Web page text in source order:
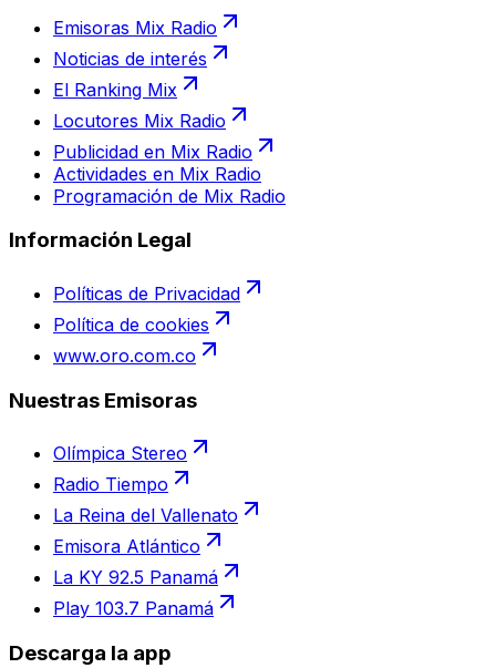
Emisoras Mix Radio
Noticias de interés
El Ranking Mix
Locutores Mix Radio
Publicidad en Mix Radio
Actividades en Mix Radio
Programación de Mix Radio
Información Legal
Políticas de Privacidad
Política de cookies
www.oro.com.co
Nuestras Emisoras
Olímpica Stereo
Radio Tiempo
La Reina del Vallenato
Emisora Atlántico
La KY 92.5 Panamá
Play 103.7 Panamá
Descarga la app